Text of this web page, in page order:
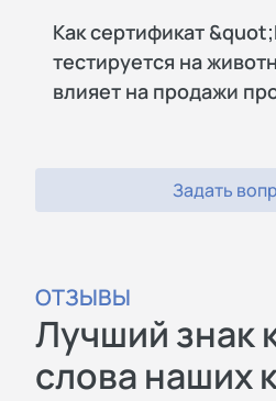
Как сертификат
тестируется на
влияет на продажи
Задать
ОТЗЫВЫ
Лучший знак
слова наших